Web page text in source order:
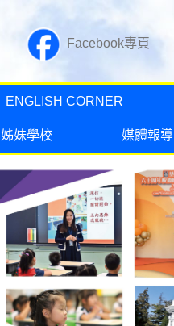
Facebook專頁
ENGLISH CORNER
姊妹學校 媒體報導